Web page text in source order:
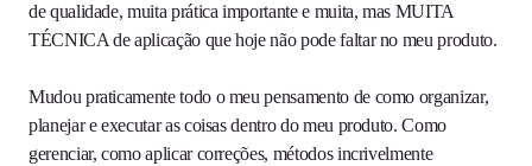
de qualidade, muita prática importante e muita, mas MUITA
TÉCNICA de aplicação que hoje não pode faltar no meu produto.
Mudou praticamente todo o meu pensamento de como organizar,
planejar e executar as coisas dentro do meu produto. Como
gerenciar, como aplicar correções, métodos incrivelmente